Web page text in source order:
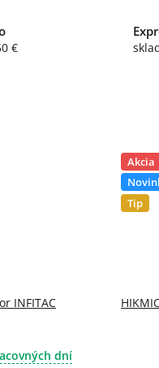
€
INFITAC
dní
Akcia
Tip